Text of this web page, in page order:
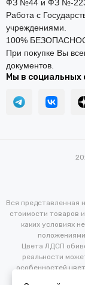
ФЗ №44 и ФЗ №-
Работа с
учреждениями.
100%
При покупке Вы
документов.
Мы в социальных
Вся представленная
стоимости товаров
каких условиях
Цвета ЛДСП
реальности
особенностей